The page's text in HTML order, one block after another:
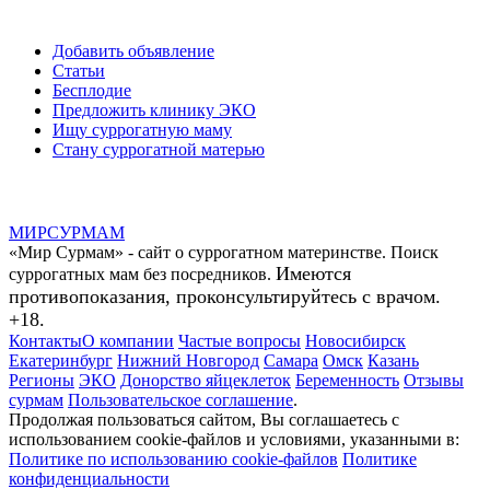
Добавить объявление
Статьи
Бесплодие
Предложить клинику ЭКО
Ищу суррогатную маму
Стану суррогатной матерью
МИРСУРМАМ
«Мир Сурмам» - сайт о суррогатном материнстве. Поиск
суррогатных мам без посредников. Имеются
противопоказания, проконсультируйтесь с врачом.
+18.
КонтактыО компании Частые вопросы Новосибирск
Екатеринбург Нижний Новгород Самара Омск Казань
Регионы ЭКО Донорство яйцеклеток Беременность Отзывы
сурмам Пользовательское соглашение.
Продолжая пользоваться сайтом, Вы соглашаетесь с
использованием cookie-файлов и условиями, указанными в:
Политике по использованию cookie-файлов Политике
конфиденциальности